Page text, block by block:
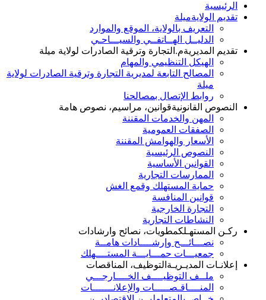
الرئيسية
تقديم الولايةميلة
التعريف بالولاية، الموقع والموارد
الدليــل الهــاتفــي والسيـــاحـي
تقديم المديريةم.التجارة وترقية الصادرات لولاية ميلة
الهيكل التنظيمي والمهام
المصالح التابعة لمديرية التجارة وترقية الصادرات لولاية
ميلة
روابط الإتصال بمصالحنا
النصوص القانونيةقوانين، مراسيم، نصوص هامة
المهن والخدمات المقننة
الصفقات العمومية
الأسعار والهوامش المقننة
النصوص الرئيسية
القوانين الأساسية
الممارسات التجارية
حماية المستهلك وقمع الغش
قوانين المنافسة
التجارة الخارجية
النشاطات التجارية
ركـن المستهـلكمطويات، نصائح وارشادات
نصـــائـــح وإرشــــادات هامــة
جمعيـــات حمـــايـــة المستــــهلك
إعلانـات المديـريـة التوظيف، المناقصات
ملــف التوظيــــف الخــــارجـــي
المنــــاقـصـــــات والإعلانـــــــات